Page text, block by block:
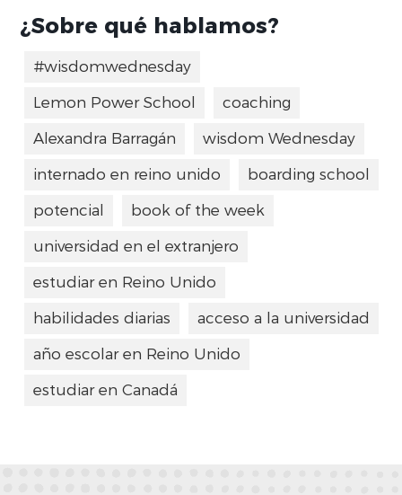
¿Sobre qué hablamos?
#wisdomwednesday
Lemon Power School
coaching
Alexandra Barragán
wisdom Wednesday
internado en reino unido
boarding school
potencial
book of the week
universidad en el extranjero
estudiar en Reino Unido
habilidades diarias
acceso a la universidad
año escolar en Reino Unido
estudiar en Canadá